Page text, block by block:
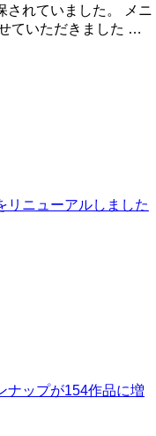
されていました。 メニ
ていただきました …
リニューアルしました
ナップが154作品に増